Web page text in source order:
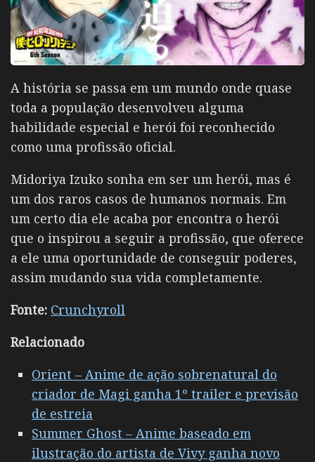
A história se passa em um mundo onde quase
toda a população desenvolveu alguma
habilidade especial e herói foi reconhecido
como uma profissão oficial.
Midoriya Izuko sonha em ser um herói, mas é
um dos raros casos de humanos normais. Em
um certo dia ele acaba por encontra o herói
que o inspirou a seguir a profissão, que oferece
a ele uma oportunidade de conseguir poderes,
assim mudando sua vida completamente.
Fonte: Crunchyroll
Relacionado
Orient – Anime de ação sobrenatural do
criador de Magi ganha 1º trailer e previsão
de estreia
Summer Ghost – Anime baseado em
ilustração do artista de Vivy ganha novo